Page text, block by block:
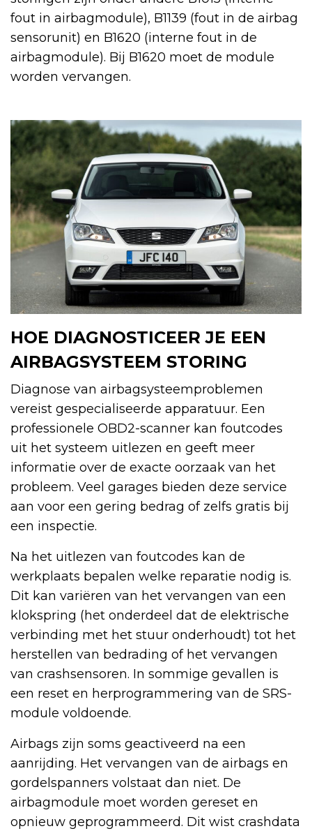
fout in airbagmodule), B1139 (fout in de airbag
sensorunit) en B1620 (interne fout in de
airbagmodule). Bij B1620 moet de module
worden vervangen.
HOE DIAGNOSTICEER JE EEN
AIRBAGSYSTEEM STORING
Diagnose van airbagsysteemproblemen
vereist gespecialiseerde apparatuur. Een
professionele OBD2-scanner kan foutcodes
uit het systeem uitlezen en geeft meer
informatie over de exacte oorzaak van het
probleem. Veel garages bieden deze service
aan voor een gering bedrag of zelfs gratis bij
een inspectie.
Na het uitlezen van foutcodes kan de
werkplaats bepalen welke reparatie nodig is.
Dit kan variëren van het vervangen van een
klokspring (het onderdeel dat de elektrische
verbinding met het stuur onderhoudt) tot het
herstellen van bedrading of het vervangen
van crashsensoren. In sommige gevallen is
een reset en herprogrammering van de SRS-
module voldoende.
Airbags zijn soms geactiveerd na een
aanrijding. Het vervangen van de airbags en
gordelspanners volstaat dan niet. De
airbagmodule moet worden gereset en
opnieuw geprogrammeerd. Dit wist crashdata